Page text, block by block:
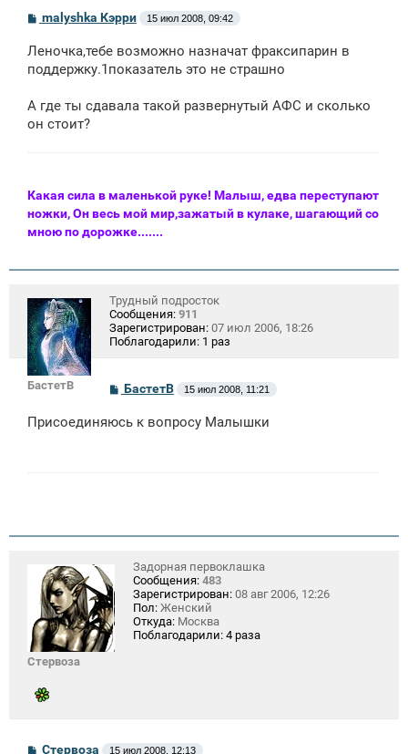
С
о
б
щ
е
и
malyshka Кэрри 15 июл 2008, 09:42
Леночка,тебе возможно назначат фраксипарин в
поддержку.1показатель это не страшно
А где ты сдавала такой развернутый АФС и сколько
он стоит?
Какая сила в маленькой руке! Малыш, едва переступают
ножки, Он весь мой мир,зажатый в кулаке, шагающий со
мною по дорожке.......
БастетВ
Трудный подросток
Сообщения: 911
Зарегистрирован: 07 июл 2006, 18:26
Поблагодарили: 1 раз
С
б
БастетВ 15 июл 2008, 11:21
Присоединяюсь к вопросу Малышки
Стервоза
Задорная первоклашка
Сообщения: 483
Зарегистрирован: 08 авг 2006, 12:26
Пол: Женский
Откуда: Москва
Поблагодарили: 4 раза
ССтервоза 15 июл 2008, 12:13